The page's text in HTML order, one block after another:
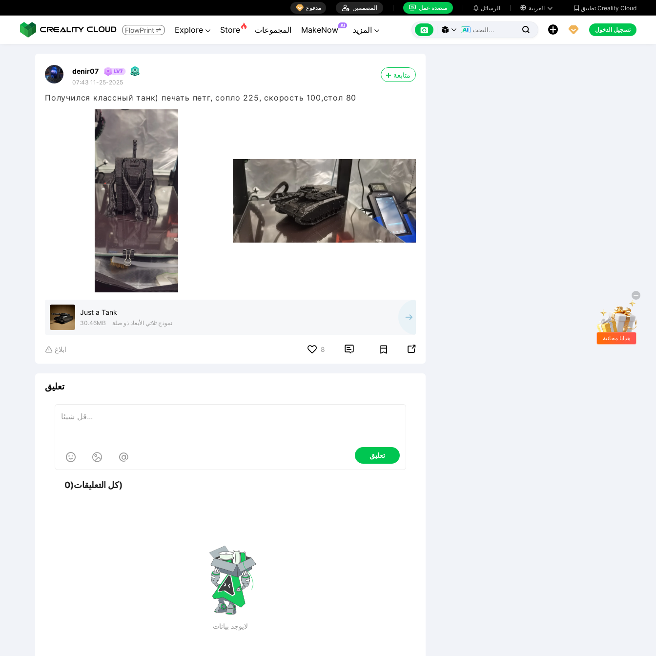
 مدفوع  المصممين  منضدة عمل  الرسائل    تطبيق Creality Cloud
FlowPrint  Explore  Store المجموعات MakeNow AI
       تسجيل الدخول
denir07
07:43 11-25-2025
متابعة
Получился классный танк) печать петг, сопло 225, скорость 100,стол 80
Just a Tank
30.46MB نموذج ثلاثي الأبعاد ذو صلة
 ابلاغ 8  
تعليق
   تعليق
كل التعليقات(0)
لايوجد بيانات
هدايا مجانية